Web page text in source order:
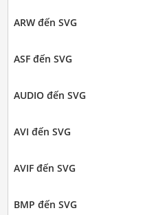
ARW đến SVG
ASF đến SVG
AUDIO đến SVG
AVI đến SVG
AVIF đến SVG
BMP đến SVG